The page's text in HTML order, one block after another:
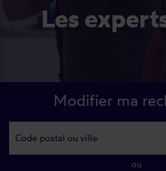
Les experts du volet
Modifier ma
ou